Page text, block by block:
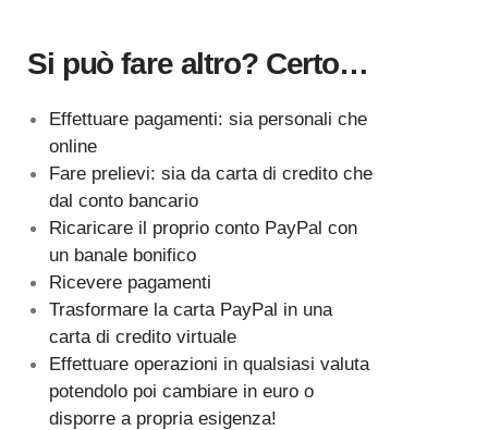
Si può fare altro? Certo…
Effettuare pagamenti: sia personali che
online
Fare prelievi: sia da carta di credito che
dal conto bancario
Ricaricare il proprio conto PayPal con
un banale bonifico
Ricevere pagamenti
Trasformare la carta PayPal in una
carta di credito virtuale
Effettuare operazioni in qualsiasi valuta
potendolo poi cambiare in euro o
disporre a propria esigenza!